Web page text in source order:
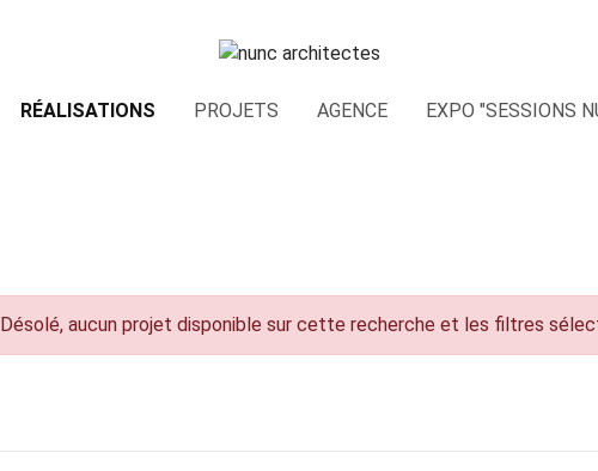
RÉALISATIONS PROJETS AGENCE EXPO "SESSIONS
Désolé, aucun projet disponible sur cette recherche et les filtres